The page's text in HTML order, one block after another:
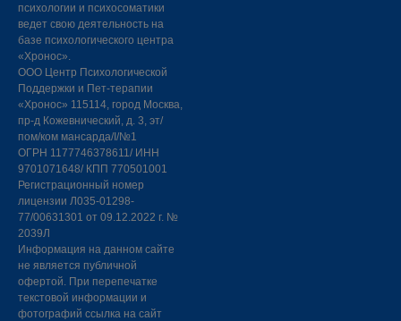
психологии и психосоматики
ведет свою деятельность на
базе психологического центра
«Хронос».
ООО Центр Психологической
Поддержки и Пет-терапии
«Хронос» 115114, город Москва,
пр-д Кожевнический, д. 3, эт/
пом/ком мансарда/I/№1
ОГРН 1177746378611/ ИНН
9701071648/ КПП 770501001
Регистрационный номер
лицензии Л035-01298-
77/00631301 от 09.12.2022 г. №
2039Л
Информация на данном сайте
не является публичной
офертой. При перепечатке
текстовой информации и
фотографий ссылка на сайт